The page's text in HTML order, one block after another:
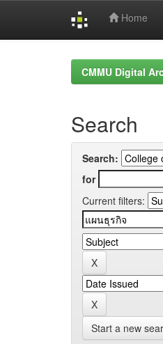
Home
CMMU Digital
Search
Search:
for
Current filters:
Start a new